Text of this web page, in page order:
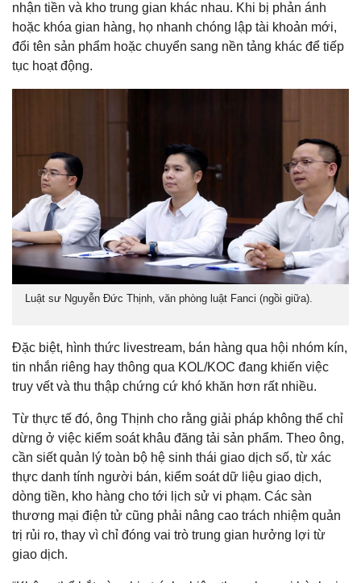
nhận tiền và kho trung gian khác nhau. Khi bị phản ánh
hoặc khóa gian hàng, họ nhanh chóng lập tài khoản mới,
đổi tên sản phẩm hoặc chuyển sang nền tảng khác để tiếp
tục hoạt động.
Luật sư Nguyễn Đức Thịnh, văn phòng luật Fanci (ngồi giữa).
Đặc biệt, hình thức livestream, bán hàng qua hội nhóm kín,
tin nhắn riêng hay thông qua KOL/KOC đang khiến việc
truy vết và thu thập chứng cứ khó khăn hơn rất nhiều.
Từ thực tế đó, ông Thịnh cho rằng giải pháp không thể chỉ
dừng ở việc kiểm soát khâu đăng tải sản phẩm. Theo ông,
cần siết quản lý toàn bộ hệ sinh thái giao dịch số, từ xác
thực danh tính người bán, kiểm soát dữ liệu giao dịch,
dòng tiền, kho hàng cho tới lịch sử vi phạm. Các sàn
thương mại điện tử cũng phải nâng cao trách nhiệm quản
trị rủi ro, thay vì chỉ đóng vai trò trung gian hưởng lợi từ
giao dịch.